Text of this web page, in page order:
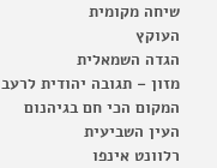
שיחה מקומית
העוקץ
הגדה השמאלית
מזון – תגובה יהודית לרעב
המקום הכי חם בגיהנום
העין השביעית
רלוונט אינפו